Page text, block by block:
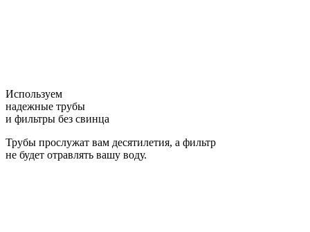
Используем
надежные трубы
и фильтры без свинца
Трубы прослужат вам десятилетия, а фильтр
не будет отравлять вашу воду.